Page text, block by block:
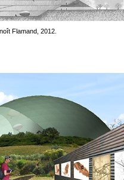
Flamand, 2012.